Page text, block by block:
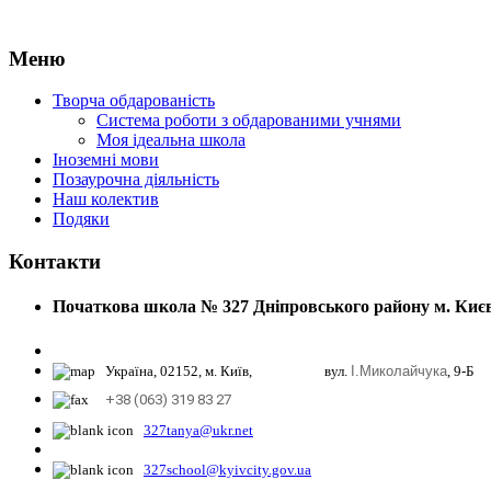
Меню
Творча обдарованість
Система роботи з обдарованими учнями
Моя ідеальна школа
Іноземні мови
Позаурочна діяльність
Наш колектив
Подяки
Контакти
Початкова школа № 327 Дніпровського району м.
Україна, 02152, м. Київ, вул. І.Миколайчука , 9-Б
+38 (063) 319 83 27
327tanya@ukr.net
327school@kyivcity.gov.ua